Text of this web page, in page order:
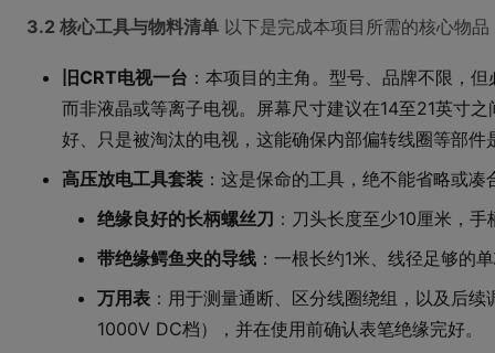
3.2 核心工具与物料清单 以下是完成本项目所需的核心物
旧CRT电视一台 ：本项目的主角。型号、品牌不限，
而非液晶或等离子电视。屏幕尺寸建议在14至21英寸
好、只是被淘汰的电视，这能确保内部偏转线圈等部件
高压放电工具套装 ：这是保命的工具，绝不能省略或凑
绝缘良好的长柄螺丝刀 ：刀头长度至少10厘米，
带绝缘鳄鱼夹的导线 ：一根长约1米、线径足够的
万用表 ：用于测量通断、区分线圈绕组，以及后
1000V DC档），并在使用前确认表笔绝缘完好。